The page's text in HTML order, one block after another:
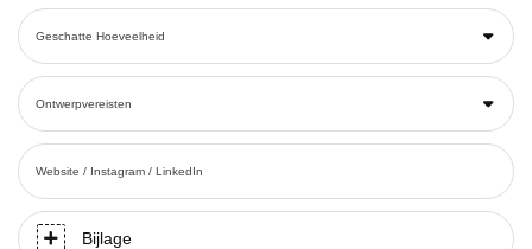
Geschatte Hoeveelheid
Ontwerpvereisten
Website / Instagram / LinkedIn
Bijlage